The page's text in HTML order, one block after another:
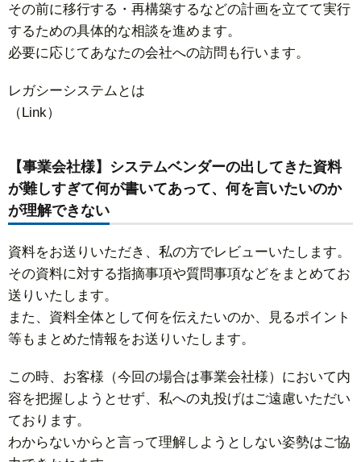
その前に移行する・再構築するなどの計画を立てて実行
するための具体的な相談を進めます。
必要に応じてあなたの会社への訪問も行います。
レガシーシステムとは
（Link）
【事業会社様】システムベンダーの出してきた資料
が難しすぎて何が書いてあって、何を言いたいのか
が理解できない
資料をお送りいただき、私の方でレビューいたします。
その資料に対する指摘事項や質問事項などをまとめてお
送りいたします。
また、資料全体として何を伝えたいのか、見るポイント
等もまとめた情報をお送りいたします。
この時、お客様（今回の場合は事業会社様）において内
容を把握しようとせず、私への丸投げはご遠慮いただい
ております。
わからないからと言って理解しようとしない姿勢はご協